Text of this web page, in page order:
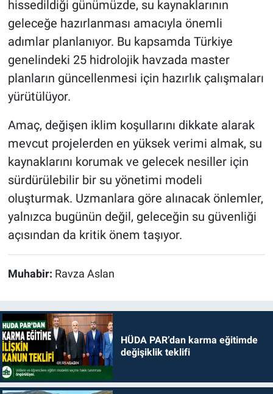
hissedildiği günümüzde, su kaynaklarının
geleceğe hazırlanması amacıyla önemli
adımlar planlanıyor. Bu kapsamda Türkiye
genelindeki 25 hidrolojik havzada master
planların güncellenmesi için hazırlık çalışmaları
yürütülüyor.
Amaç, değişen iklim koşullarını dikkate alarak
mevcut projelerden en yüksek verimi almak, su
kaynaklarını korumak ve gelecek nesiller için
sürdürülebilir bir su yönetimi modeli
oluşturmak. Uzmanlara göre alınacak önlemler,
yalnızca bugünün değil, geleceğin su güvenliği
açısından da kritik önem taşıyor.
Muhabir: Ravza Aslan
HÜDA PAR’dan karma eğitimde
değişiklik teklifi